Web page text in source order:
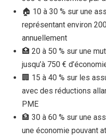
🏠 10 à 30 % sur une
représentant environ
annuellement
🏥 20 à 50 % sur une
jusqu’à 750 €
🏢 15 à 40 % sur les
avec des réductions
PME
🏦 30 à 60 % sur une
une économie pouvant